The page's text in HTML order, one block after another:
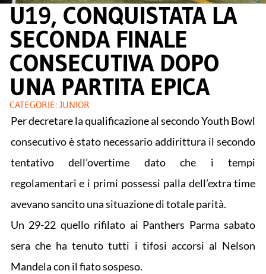
U19, CONQUISTATA LA
SECONDA FINALE
CONSECUTIVA DOPO
UNA PARTITA EPICA
CATEGORIE: JUNIOR
Per decretare la qualificazione al secondo Youth Bowl
consecutivo è stato necessario addirittura il secondo
tentativo dell’overtime dato che i tempi
regolamentari e i primi possessi palla dell’extra time
avevano sancito una situazione di totale parità.
Un 29-22 quello rifilato ai Panthers Parma sabato
sera che ha tenuto tutti i tifosi accorsi al Nelson
Mandela con il fiato sospeso.